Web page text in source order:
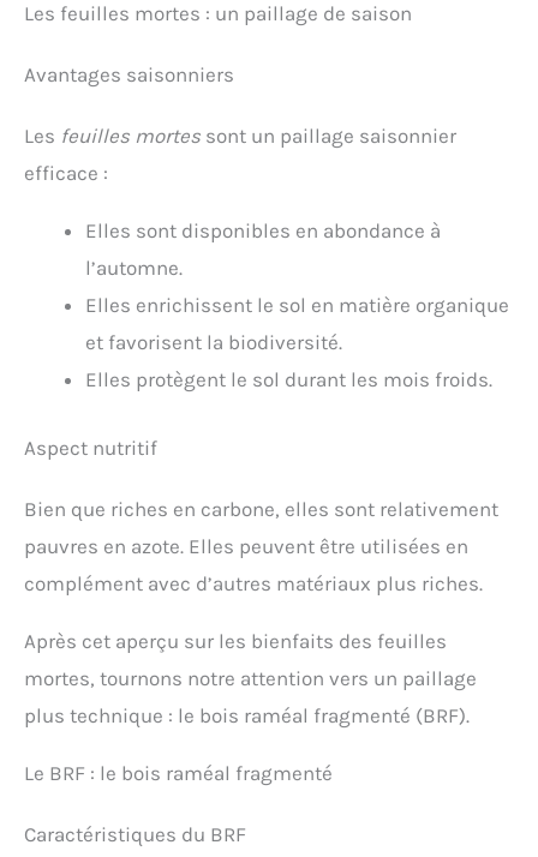
Les feuilles mortes : un paillage de saison
Avantages saisonniers
Les feuilles mortes sont un paillage saisonnier
efficace :
Elles sont disponibles en abondance à
l’automne.
Elles enrichissent le sol en matière organique
et favorisent la biodiversité.
Elles protègent le sol durant les mois froids.
Aspect nutritif
Bien que riches en carbone, elles sont relativement
pauvres en azote. Elles peuvent être utilisées en
complément avec d’autres matériaux plus riches.
Après cet aperçu sur les bienfaits des feuilles
mortes, tournons notre attention vers un paillage
plus technique : le bois raméal fragmenté (BRF).
Le BRF : le bois raméal fragmenté
Caractéristiques du BRF